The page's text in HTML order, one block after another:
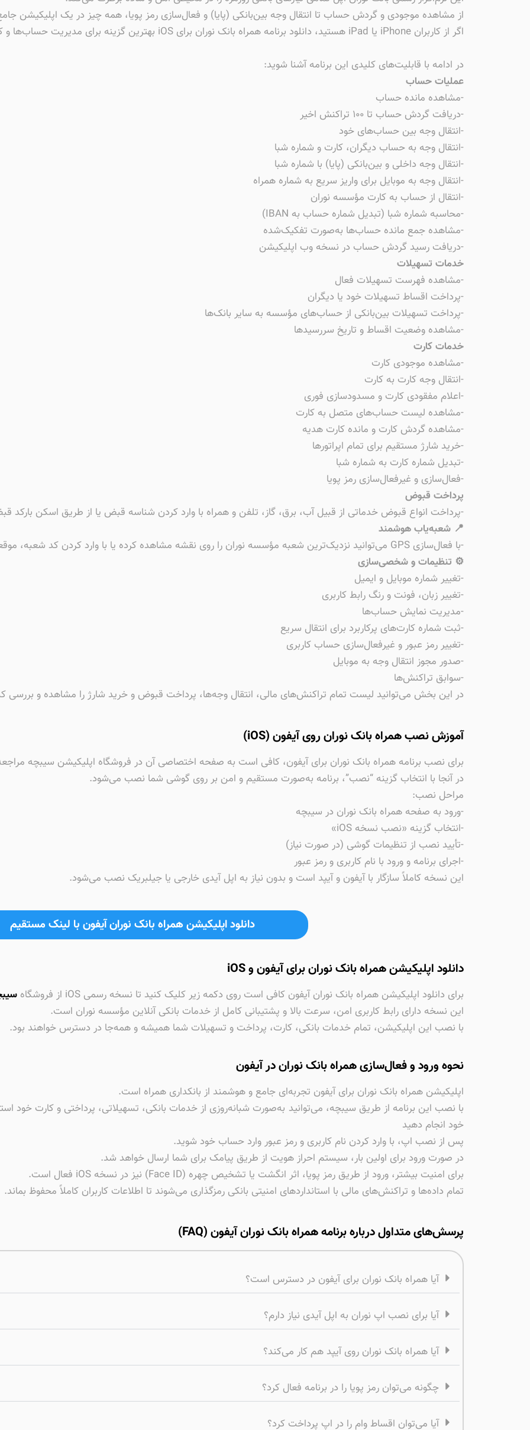
از مشاهده موجودی و گردش حساب تا انتقال وجه بین‌بانکی (پایا) و فعال‌سازی رمز پویا، همه چیز در یک اپلیکیشن
اگر از کاربران iPhone یا iPad هستید، دانلود برنامه همراه بانک نوران برای iOS بهترین گزینه برای مدیریت حساب‌ها و کارت‌های بانکی شما خواهد بود.
در ادامه با قابلیت‌های کلیدی این برنامه آشنا شوید:
عملیات حساب
-مشاهده مانده حساب
-دریافت گردش حساب تا ۱۰۰ تراکنش اخیر
-انتقال وجه بین حساب‌های خود
-انتقال وجه به حساب دیگران، کارت و شماره شبا
-انتقال وجه داخلی و بین‌بانکی (پایا) با شماره شبا
-انتقال وجه به موبایل برای واریز سریع به شماره همراه
-انتقال از حساب به کارت مؤسسه نوران
-محاسبه شماره شبا (تبدیل شماره حساب به IBAN)
-مشاهده جمع مانده حساب‌ها به‌صورت تفکیک‌شده
-دریافت رسید گردش حساب در نسخه وب اپلیکیشن
خدمات تسهیلات
-مشاهده فهرست تسهیلات فعال
-پرداخت اقساط تسهیلات خود یا دیگران
-پرداخت تسهیلات بین‌بانکی از حساب‌های مؤسسه به سایر بانک‌ها
-مشاهده وضعیت اقساط و تاریخ سررسیدها
خدمات کارت
-مشاهده موجودی کارت
-انتقال وجه کارت به کارت
-اعلام مفقودی کارت و مسدودسازی فوری
-مشاهده لیست حساب‌های متصل به کارت
-مشاهده گردش کارت و مانده کارت هدیه
-خرید شارژ مستقیم برای تمام اپراتورها
-تبدیل شماره کارت به شماره شبا
-فعال‌سازی و غیرفعال‌سازی رمز پویا
پرداخت قبوض
-پرداخت انواع قبوض خدماتی از قبیل آب، برق، گاز، تلفن و همراه با وارد کردن شناسه قبض یا از طریق اسکن بارکد
📍 شعبه‌یاب هوشمند
-با فعال‌سازی GPS می‌توانید نزدیک‌ترین شعبه مؤسسه نوران را روی نقشه مشاهده کرده یا با وارد کردن کد شعبه، موقعیت دقیق آن را ببینید.
⚙️ تنظیمات و شخصی‌سازی
-تغییر شماره موبایل و ایمیل
-تغییر زبان، فونت و رنگ رابط کاربری
-مدیریت نمایش حساب‌ها
-ثبت شماره کارت‌های پرکاربرد برای انتقال سریع
-تغییر رمز عبور و غیرفعال‌سازی حساب کاربری
-صدور مجوز انتقال وجه به موبایل
-سوابق تراکنش‌ها
در این بخش می‌توانید لیست تمام تراکنش‌های مالی، انتقال وجه‌ها، پرداخت قبوض و خرید شارژ را مشاهده و بررسی
آموزش نصب همراه بانک نوران روی آیفون (iOS)
برای نصب برنامه همراه بانک نوران برای آیفون، کافی است به صفحه اختصاصی آن در فروشگاه اپلیکیشن سیبچه
در آنجا با انتخاب گزینه “نصب”، برنامه به‌صورت مستقیم و امن بر روی گوشی شما نصب می‌شود.
مراحل نصب:
-ورود به صفحه همراه بانک نوران در سیبچه
-انتخاب گزینه «نصب نسخه iOS»
-تأیید نصب از تنظیمات گوشی (در صورت نیاز)
-اجرای برنامه و ورود با نام کاربری و رمز عبور
این نسخه کاملاً سازگار با آیفون و آیپد است و بدون نیاز به اپل آیدی خارجی یا جیلبریک نصب می‌شود.
دانلود اپلیکیشن همراه بانک نوران آیفون با لینک مستقیم
دانلود اپلیکیشن همراه بانک نوران برای آیفون و iOS
برای دانلود اپلیکیشن همراه بانک نوران آیفون کافی است روی دکمه زیر کلیک کنید تا نسخه رسمی iOS از فروشگاه
این نسخه دارای رابط کاربری امن، سرعت بالا و پشتیبانی کامل از خدمات بانکی آنلاین مؤسسه نوران است.
با نصب این اپلیکیشن، تمام خدمات بانکی، کارت، پرداخت و تسهیلات شما همیشه و همه‌جا در دسترس خواهند بود.
نحوه ورود و فعال‌سازی همراه بانک نوران در آیفون
اپلیکیشن همراه بانک نوران برای آیفون تجربه‌ای جامع و هوشمند از بانکداری همراه است.
با نصب این برنامه از طریق سیبچه، می‌توانید به‌صورت شبانه‌روزی از خدمات بانکی، تسهیلاتی، پرداختی و کارت خود
خود انجام دهید
پس از نصب اپ، با وارد کردن نام کاربری و رمز عبور وارد حساب خود شوید.
در صورت ورود برای اولین بار، سیستم احراز هویت از طریق پیامک برای شما ارسال خواهد شد.
برای امنیت بیشتر، ورود از طریق رمز پویا، اثر انگشت یا تشخیص چهره (Face ID) نیز در نسخه iOS فعال است.
تمام داده‌ها و تراکنش‌های مالی با استانداردهای امنیتی بانکی رمزگذاری می‌شوند تا اطلاعات کاربران کاملاً محفوظ بماند.
پرسش‌های متداول درباره برنامه همراه بانک نوران آیفون (FAQ)
آیا همراه بانک نوران برای آیفون در دسترس است؟
آیا برای نصب اپ نوران به اپل آیدی نیاز دارم؟
آیا همراه بانک نوران روی آیپد هم کار می‌کند؟
چگونه می‌توان رمز پویا را در برنامه فعال کرد؟
آیا می‌توان اقساط وام را در اپ پرداخت کرد؟